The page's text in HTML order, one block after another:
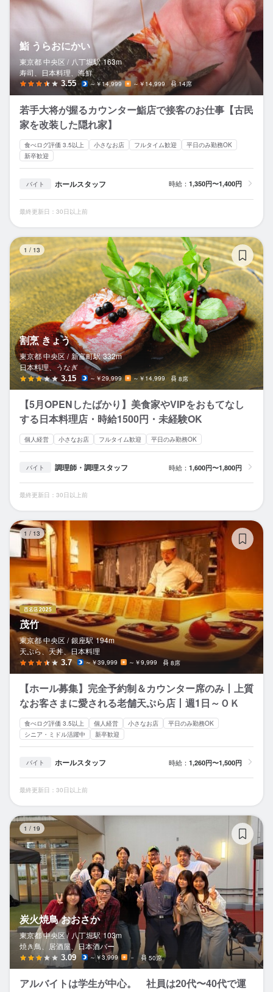
鮨 うらおにかい
東京都 中央区 / 八丁堀駅 163m
寿司、日本料理、海鮮
3.55 ～￥14,999 ～￥14,999 14席
若手大将が握るカウンター鮨店で接客のお仕事【古民
家を改装した隠れ家】
食べログ評価 3.5以上 小さなお店 フルタイム歓迎
平日のみ勤務OK
新卒歓迎
バイト ホールスタッフ 時給： 1,350円〜1,400円
最終更新日：30日以上前
1 / 13
割烹 きょう
東京都 中央区 / 新富町駅 332m
日本料理、うなぎ
3.15 ～￥29,999 ～￥14,999 8席
【5月OPENしたばかり】美食家やVIPをおもてなし
する日本料理店・時給1500円・未経験OK
個人経営 小さなお店 フルタイム歓迎 平日のみ勤務OK
バイト 調理師・調理スタッフ 時給： 1,600円〜1,800円
最終更新日：30日以上前
1 / 13
茂竹
東京都 中央区 / 銀座駅 194m
天ぷら、天丼、日本料理
3.7 ～￥39,999 ～￥9,999 8席
【ホール募集】完全予約制＆カウンター席のみ丨上質
なお客さまに愛される老舗天ぷら店丨週1日～ＯＫ
食べログ評価 3.5以上 個人経営 小さなお店
平日のみ勤務OK
シニア・ミドル活躍中
新卒歓迎
バイト ホールスタッフ 時給： 1,260円〜1,500円
最終更新日：30日以上前
1 / 19
炭火焼鳥 おおさか
東京都 中央区 / 八丁堀駅 103m
焼き鳥、居酒屋、日本酒バー
3.09 ～￥3,999 － 50席
アルバイトは学生が中心。 社員は20代〜40代で運